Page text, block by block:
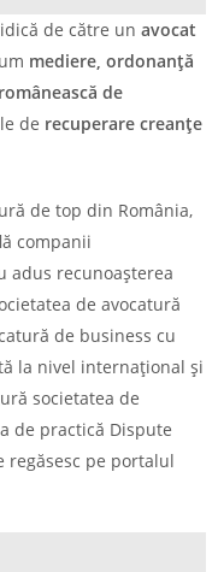
de către un avocat
mediere, ordonanță
de
de recuperare creanțe
de top din România,
companii
adus recunoașterea
de avocatură
de business cu
la nivel internațional și
societatea de
de practică Dispute
regăsesc pe portalul